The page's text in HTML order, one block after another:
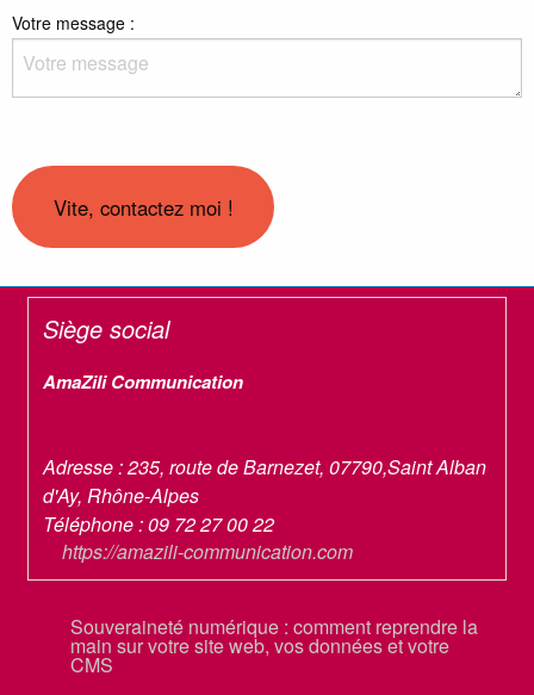
Sujet :
Votre message :
Siège social
AmaZili Communication
Adresse :235, route de Barnezet,07790,Saint Alban
d'Ay,Rhône-Alpes
Téléphone :09 72 27 00 22
https://amazili-communication.com
Souveraineté numérique : comment reprendre la
main sur votre site web, vos données et votre
CMS